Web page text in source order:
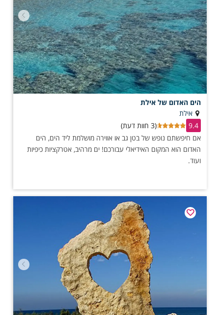
הים האדום של אילת
אילת
9.4
(3 חוות דעת)
אם חיפשתם נופש של בטן גב או אווירה מושלמת ליד הים, הים
האדום הוא המקום האידיאלי עבורכם! ים מרהיב, אטרקציות כיפיות
ועוד.